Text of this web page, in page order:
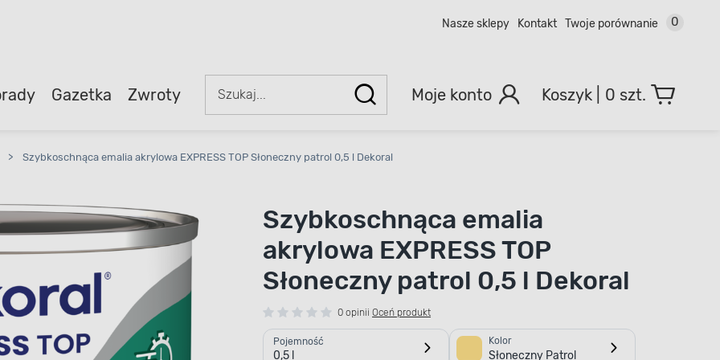
Nasze sklepy Kontakt Twoje porównanie 0
Gazetka Zwroty Moje konto 0 szt.
> Szybkoschnąca emalia akrylowa EXPRESS TOP Słoneczny patrol 0,5 l Dekoral
Szybkoschnąca emalia
akrylowa EXPRESS TOP
Słoneczny patrol 0,5 l Dekoral
0 opinii Oceń produkt
Pojemność
0,5 l
Kolor
Słoneczny Patrol